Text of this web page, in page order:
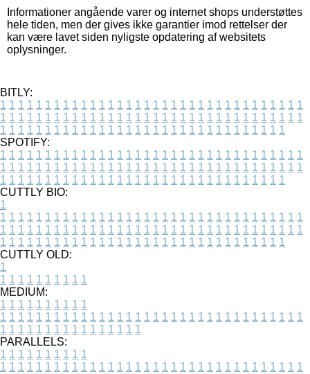
Informationer angående varer og internet shops understøttes
hele tiden, men der gives ikke garantier imod rettelser der
kan være lavet siden nyligste opdatering af websitets
oplysninger.
BITLY:
1 1 1 1 1 1 1 1 1 1 1 1 1 1 1 1 1 1 1 1 1 1 1 1 1 1 1 1 1 1 1 1 1 1
1 1 1 1 1 1 1 1 1 1 1 1 1 1 1 1 1 1 1 1 1 1 1 1 1 1 1 1 1 1 1 1 1 1
1 1 1 1 1 1 1 1 1 1 1 1 1 1 1 1 1 1 1 1 1 1 1 1 1 1 1 1 1 1 1 1
SPOTIFY:
1 1 1 1 1 1 1 1 1 1 1 1 1 1 1 1 1 1 1 1 1 1 1 1 1 1 1 1 1 1 1 1 1 1
1 1 1 1 1 1 1 1 1 1 1 1 1 1 1 1 1 1 1 1 1 1 1 1 1 1 1 1 1 1 1 1 1 1
1 1 1 1 1 1 1 1 1 1 1 1 1 1 1 1 1 1 1 1 1 1 1 1 1 1 1 1 1 1 1 1
CUTTLY BIO:
1
1 1 1 1 1 1 1 1 1 1 1 1 1 1 1 1 1 1 1 1 1 1 1 1 1 1 1 1 1 1 1 1 1 1
1 1 1 1 1 1 1 1 1 1 1 1 1 1 1 1 1 1 1 1 1 1 1 1 1 1 1 1 1 1 1 1 1 1
1 1 1 1 1 1 1 1 1 1 1 1 1 1 1 1 1 1 1 1 1 1 1 1 1 1 1 1 1 1 1 1
CUTTLY OLD:
1
1 1 1 1 1 1 1 1 1 1
MEDIUM:
1 1 1 1 1 1 1 1 1 1
1 1 1 1 1 1 1 1 1 1 1 1 1 1 1 1 1 1 1 1 1 1 1 1 1 1 1 1 1 1 1 1 1 1
1 1 1 1 1 1 1 1 1 1 1 1 1 1 1 1
PARALLELS:
1 1 1 1 1 1 1 1 1 1
1 1 1 1 1 1 1 1 1 1 1 1 1 1 1 1 1 1 1 1 1 1 1 1 1 1 1 1 1 1 1 1 1 1